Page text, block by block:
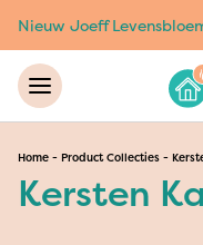
Nieuw Joeff
Home - Product Collecties -
Kersten